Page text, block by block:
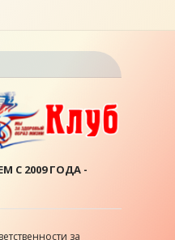
С 2009 ГОДА -
за